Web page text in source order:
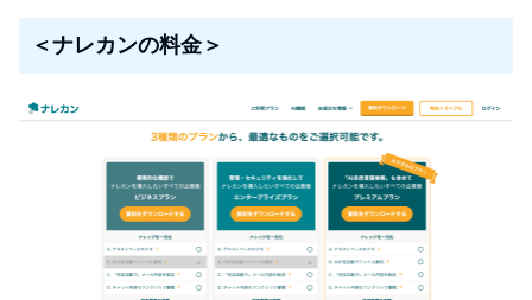
＜ナレカンの料金＞